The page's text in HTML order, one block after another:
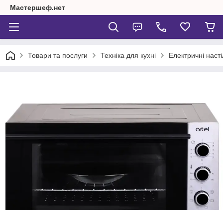
Мастершеф.нет
Товари та послуги Техніка для кухні Електричні